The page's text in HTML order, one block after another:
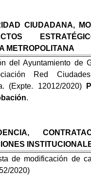
CIUDADANA,
METROPOLITANA
del Ayuntamiento de
Red
(Expte. 12012/2020)
.
de modificación de
2020)